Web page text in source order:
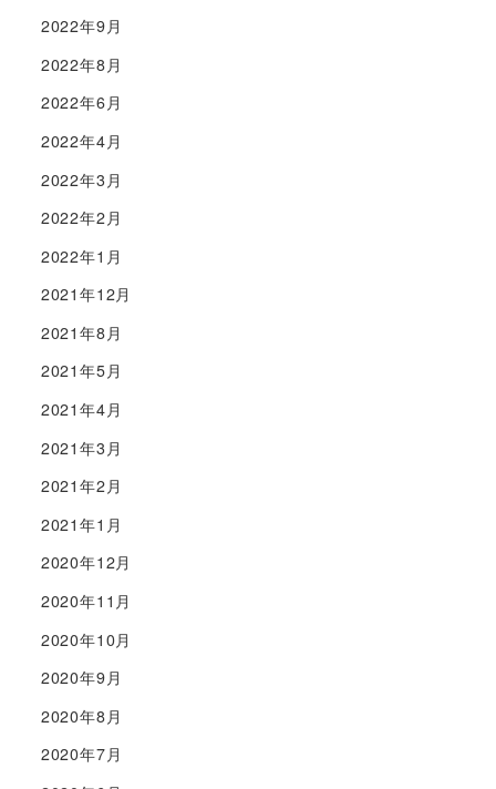
2022年9月
2022年8月
2022年6月
2022年4月
2022年3月
2022年2月
2022年1月
2021年12月
2021年8月
2021年5月
2021年4月
2021年3月
2021年2月
2021年1月
2020年12月
2020年11月
2020年10月
2020年9月
2020年8月
2020年7月